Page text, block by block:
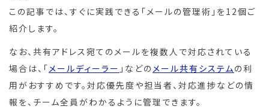
この記事では、すぐに実践できる「メールの管理術」を12個ご
紹介します。
なお、共有アドレス宛てのメールを複数人で対応されている
場合は、「メールディーラー 」などのメール共有システムの利
用がおすすめです。対応優先度や担当者、対応進捗などの情
報を、チーム全員がわかるように管理できます。